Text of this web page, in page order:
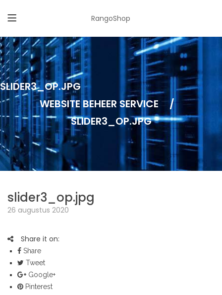
RangoShop
SLIDER3_OP.JPG
WEBSITE BEHEER SERVICE
/
SLIDER3_OP.JPG
slider3_op.jpg
26 augustus 2020
Share it on:
Share
Tweet
Google+
Pinterest